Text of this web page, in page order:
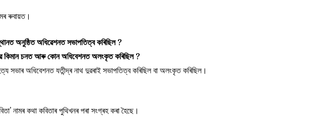
ৰুবায়ত।
অনুষ্ঠিত অধিৱেশনত সভাপতিত্ব কৰিছিল ?
কিমান চনত আৰু কোন অধিবেশনত অলংকৃত কৰিছিল ?
সভাৰ অধিবেশনত যতীন্দ্ৰ নাথ দুৱৰাই সভাপতিত্ব কৰিছিল বা অলংকৃত কৰিছিল।
নামৰ কথা কবিতাৰ পুথিখনৰ পৰা সংগ্ৰহ কৰা হৈছে।